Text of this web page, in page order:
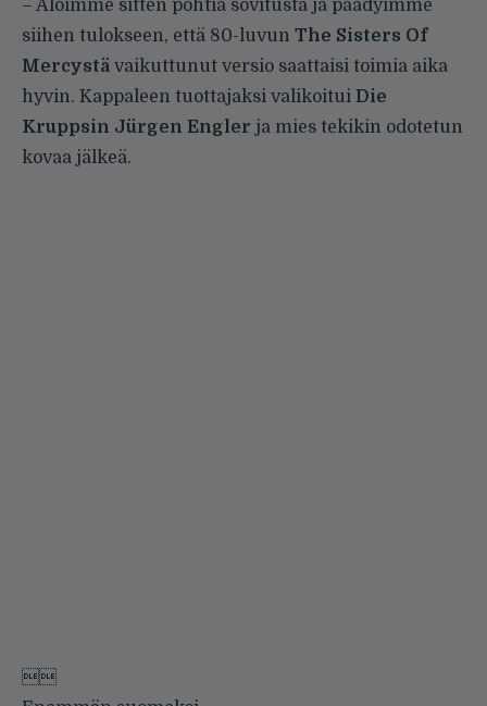
– Aloimme sitten pohtia sovitusta ja päädyimme
siihen tulokseen, että 80-luvun The Sisters Of
Mercystä vaikuttunut versio saattaisi toimia aika
hyvin. Kappaleen tuottajaksi valikoitui Die
Kruppsin Jürgen Engler ja mies tekikin odotetun
kovaa jälkeä.
